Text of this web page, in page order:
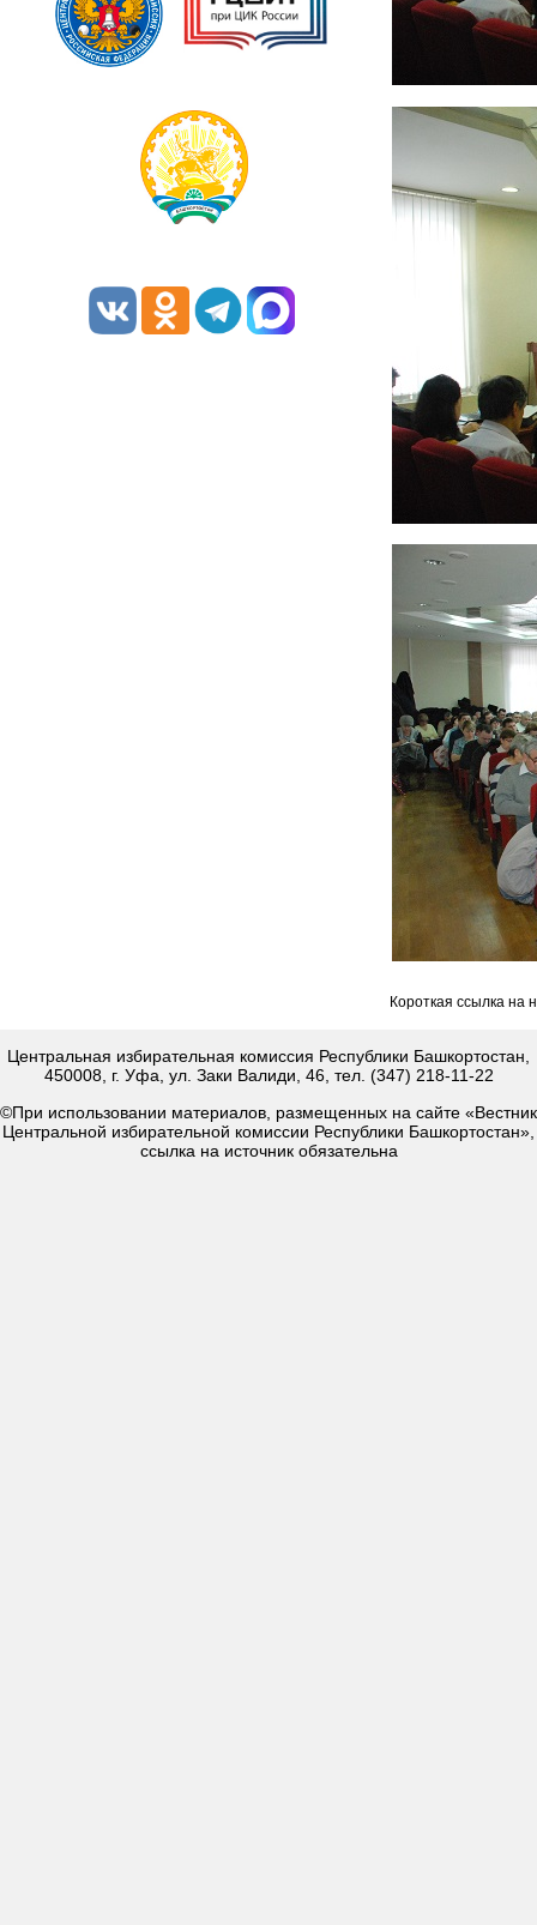
Короткая ссылка на
Центральная избирательная комиссия Республики Башкортостан,
450008, г. Уфа, ул. Заки Валиди, 46, тел. (347) 218-11-22
©При использовании материалов, размещенных на сайте «Вестник
Центральной избирательной комиссии Республики Башкортостан»,
ссылка на источник обязательна